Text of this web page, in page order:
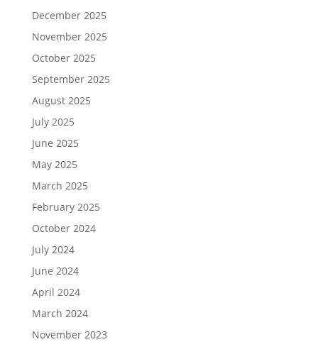
December 2025
November 2025
October 2025
September 2025
August 2025
July 2025
June 2025
May 2025
March 2025
February 2025
October 2024
July 2024
June 2024
April 2024
March 2024
November 2023